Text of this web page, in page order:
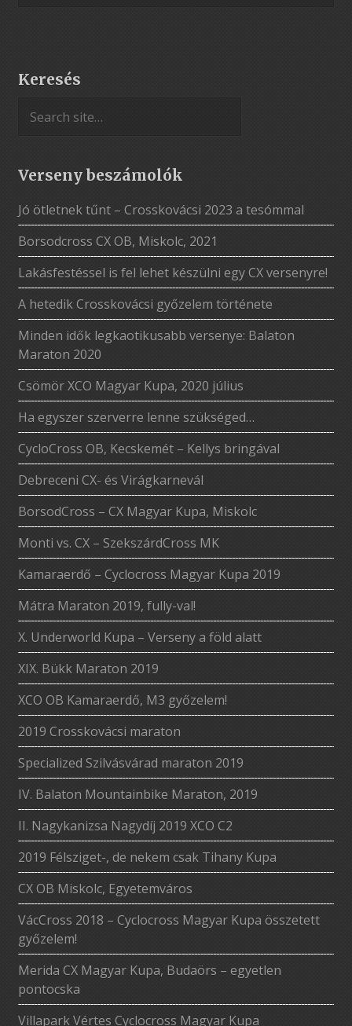
Keresés
Verseny beszámolók
Jó ötletnek tűnt – Crosskovácsi 2023 a tesómmal
Borsodcross CX OB, Miskolc, 2021
Lakásfestéssel is fel lehet készülni egy CX versenyre!
A hetedik Crosskovácsi győzelem története
Minden idők legkaotikusabb versenye: Balaton
Maraton 2020
Csömör XCO Magyar Kupa, 2020 július
Ha egyszer szerverre lenne szükséged…
CycloCross OB, Kecskemét – Kellys bringával
Debreceni CX- és Virágkarnevál
BorsodCross – CX Magyar Kupa, Miskolc
Monti vs. CX – SzekszárdCross MK
Kamaraerdő – Cyclocross Magyar Kupa 2019
Mátra Maraton 2019, fully-val!
X. Underworld Kupa – Verseny a föld alatt
XIX. Bükk Maraton 2019
XCO OB Kamaraerdő, M3 győzelem!
2019 Crosskovácsi maraton
Specialized Szilvásvárad maraton 2019
IV. Balaton Mountainbike Maraton, 2019
II. Nagykanizsa Nagydíj 2019 XCO C2
2019 Félsziget-, de nekem csak Tihany Kupa
CX OB Miskolc, Egyetemváros
VácCross 2018 – Cyclocross Magyar Kupa összetett
győzelem!
Merida CX Magyar Kupa, Budaörs – egyetlen
pontocska
Villapark Vértes Cyclocross Magyar Kupa